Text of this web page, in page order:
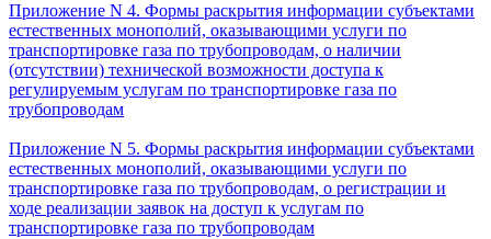
Приложение N 4. Формы раскрытия информации субъектами
естественных монополий, оказывающими услуги по
транспортировке газа по трубопроводам, о наличии
(отсутствии) технической возможности доступа к
регулируемым услугам по транспортировке газа по
трубопроводам
Приложение N 5. Формы раскрытия информации субъектами
естественных монополий, оказывающими услуги по
транспортировке газа по трубопроводам, о регистрации и
ходе реализации заявок на доступ к услугам по
транспортировке газа по трубопроводам